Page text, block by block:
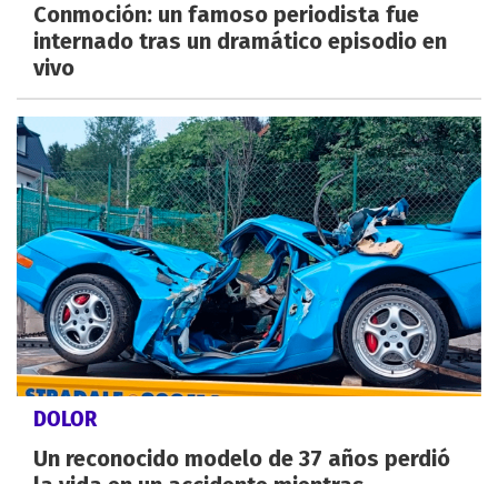
Conmoción: un famoso periodista fue
internado tras un dramático episodio en
vivo
DOLOR
Un reconocido modelo de 37 años perdió